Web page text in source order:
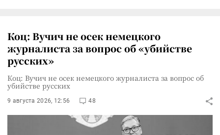
Коц: Вучич не осек немецкого
журналиста за вопрос об «убийстве
русских»
Коц: Вучич не осек немецкого журналиста за вопрос об
убийстве русских
9 августа 2026, 12:56 48